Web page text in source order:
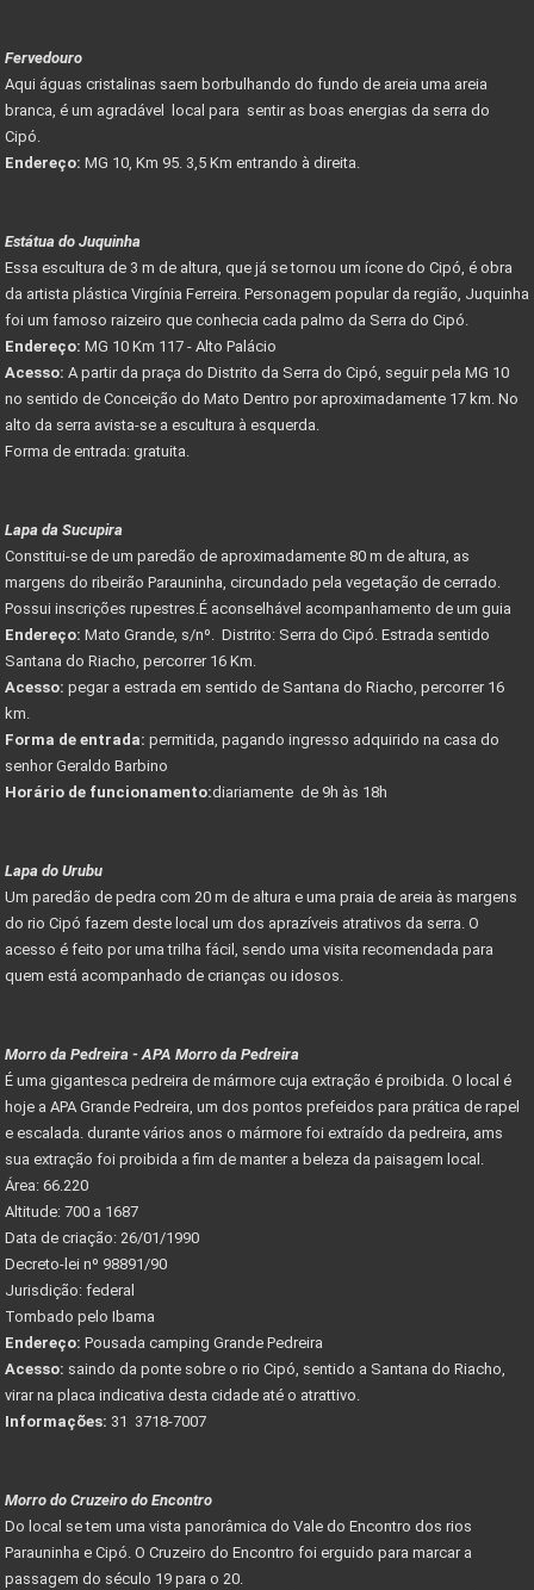
Fervedouro
Aqui águas cristalinas saem borbulhando do fundo de areia uma areia
branca, é um agradável local para sentir as boas energias da serra do
Cipó.
Endereço: MG 10, Km 95. 3,5 Km entrando à direita.
Estátua do Juquinha
Essa escultura de 3 m de altura, que já se tornou um ícone do Cipó, é obra
da artista plástica Virgínia Ferreira. Personagem popular da região, Juquinha
foi um famoso raizeiro que conhecia cada palmo da Serra do Cipó.
Endereço: MG 10 Km 117 - Alto Palácio
Acesso: A partir da praça do Distrito da Serra do Cipó, seguir pela MG 10
no sentido de Conceição do Mato Dentro por aproximadamente 17 km. No
alto da serra avista-se a escultura à esquerda.
Forma de entrada: gratuita.
Lapa da Sucupira
Constitui-se de um paredão de aproximadamente 80 m de altura, as
margens do ribeirão Parauninha, circundado pela vegetação de cerrado.
Possui inscrições rupestres.É aconselhável acompanhamento de um guia
Endereço: Mato Grande, s/nº. Distrito: Serra do Cipó. Estrada sentido
Santana do Riacho, percorrer 16 Km.
Acesso: pegar a estrada em sentido de Santana do Riacho, percorrer 16
km.
Forma de entrada: permitida, pagando ingresso adquirido na casa do
senhor Geraldo Barbino
Horário de funcionamento:diariamente de 9h às 18h
Lapa do Urubu
Um paredão de pedra com 20 m de altura e uma praia de areia às margens
do rio Cipó fazem deste local um dos aprazíveis atrativos da serra. O
acesso é feito por uma trilha fácil, sendo uma visita recomendada para
quem está acompanhado de crianças ou idosos.
Morro da Pedreira - APA Morro da Pedreira
É uma gigantesca pedreira de mármore cuja extração é proibida. O local é
hoje a APA Grande Pedreira, um dos pontos prefeidos para prática de rapel
e escalada. durante vários anos o mármore foi extraído da pedreira, ams
sua extração foi proibida a fim de manter a beleza da paisagem local.
Área: 66.220
Altitude: 700 a 1687
Data de criação: 26/01/1990
Decreto-lei nº 98891/90
Jurisdição: federal
Tombado pelo Ibama
Endereço: Pousada camping Grande Pedreira
Acesso: saindo da ponte sobre o rio Cipó, sentido a Santana do Riacho,
virar na placa indicativa desta cidade até o atrattivo.
Informações: 31 3718-7007
Morro do Cruzeiro do Encontro
Do local se tem uma vista panorâmica do Vale do Encontro dos rios
Parauninha e Cipó. O Cruzeiro do Encontro foi erguido para marcar a
passagem do século 19 para o 20.